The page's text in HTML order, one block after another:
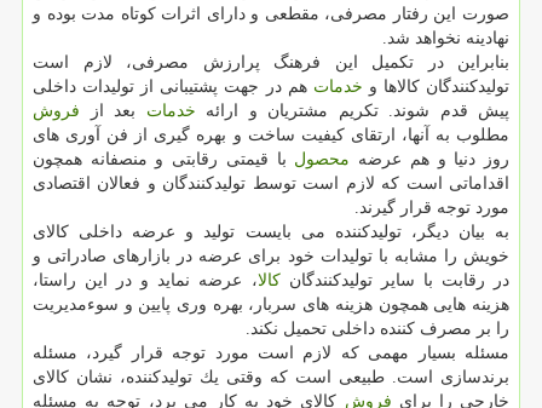
صورت این رفتار مصرفی، مقطعی و دارای اثرات كوتاه مدت بوده و
نهادینه نخواهد شد.
بنابراین در تكمیل این فرهنگ پرارزش مصرفی، لازم است
تولیدكنندگان كالاها و خدمات هم در جهت پشتیبانی از تولیدات داخلی
پیش قدم شوند. تكریم مشتریان و ارائه خدمات بعد از فروش
مطلوب به آنها، ارتقای كیفیت ساخت و بهره گیری از فن آوری های
روز دنیا و هم عرضه محصول با قیمتی رقابتی و منصفانه همچون
اقداماتی است كه لازم است توسط تولیدكنندگان و فعالان اقتصادی
مورد توجه قرار گیرند.
به بیان دیگر، تولیدكننده می بایست تولید و عرضه داخلی كالای
خویش را مشابه با تولیدات خود برای عرضه در بازارهای صادراتی و
در رقابت با سایر تولیدكنندگانكالا، عرضه نماید و در این راستا،
هزینه هایی همچون هزینه های سربار، بهره وری پایین و سوءمدیریت
را بر مصرف كننده داخلی تحمیل نكند.
مسئله بسیار مهمی كه لازم است مورد توجه قرار گیرد، مسئله
برندسازی است. طبیعی است كه وقتی یك تولیدكننده، نشان كالای
خارجی را برای فروش كالای خود به كار می برد، توجه به مسئله